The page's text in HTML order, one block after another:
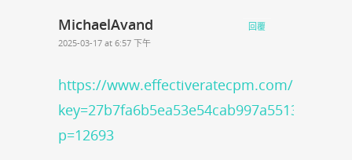
MichaelAvand
2025-03-17 at 6:57 下午
https://www.effectiveratecpm.com/
key=27b7fa6b5ea53e54cab997a551329c46/?
p=12693
回覆